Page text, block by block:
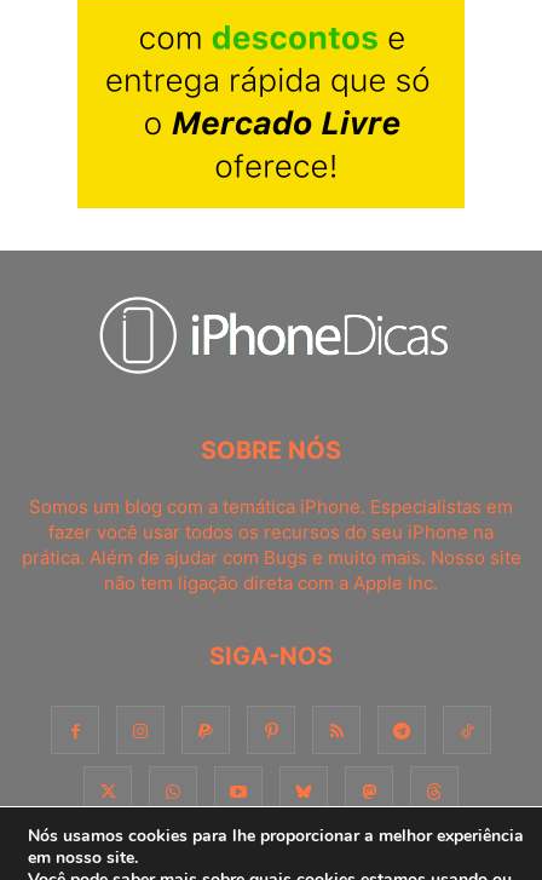
SOBRE NÓS
Somos um blog com a temática iPhone. Especialistas em
fazer você usar todos os recursos do seu iPhone na
prática. Além de ajudar com Bugs e muito mais. Nosso site
não tem ligação direta com a Apple Inc.
SIGA-NOS
Nós usamos cookies para lhe proporcionar a melhor experiência
em nosso site.